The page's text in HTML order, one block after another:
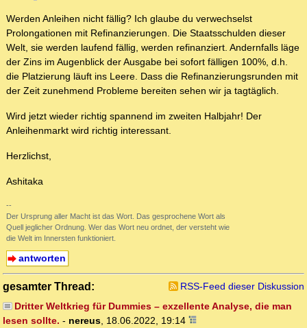
Werden Anleihen nicht fällig? Ich glaube du verwechselst
Prolongationen mit Refinanzierungen. Die Staatsschulden dieser
Welt, sie werden laufend fällig, werden refinanziert. Andernfalls läge
der Zins im Augenblick der Ausgabe bei sofort fälligen 100%, d.h.
die Platzierung läuft ins Leere. Dass die Refinanzierungsrunden mit
der Zeit zunehmend Probleme bereiten sehen wir ja tagtäglich.
Wird jetzt wieder richtig spannend im zweiten Halbjahr! Der
Anleihenmarkt wird richtig interessant.
Herzlichst,
Ashitaka
--
Der Ursprung aller Macht ist das Wort. Das gesprochene Wort als
Quell jeglicher Ordnung. Wer das Wort neu ordnet, der versteht wie
die Welt im Innersten funktioniert.
antworten
gesamter Thread:
RSS-Feed dieser Diskussion
Dritter Weltkrieg für Dummies – exzellente Analyse, die man
lesen sollte. - nereus, 18.06.2022, 19:14